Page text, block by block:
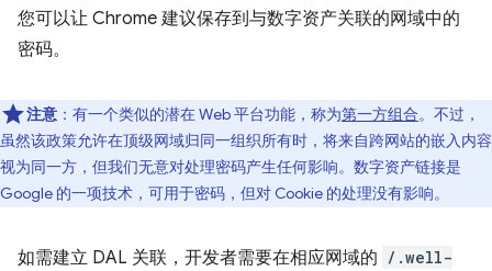
您可以让 Chrome 建议保存到与数字资产关联的网域中的
密码。
注意 ：有一个类似的潜在 Web 平台功能，称为第一方组合。不过，
虽然该政策允许在顶级网域归同一组织所有时，将来自跨网站的嵌入内容
视为同一方，但我们无意对处理密码产生任何影响。数字资产链接是
Google 的一项技术，可用于密码，但对 Cookie 的处理没有影响。
如需建立 DAL 关联，开发者需要在相应网域的 /.well-